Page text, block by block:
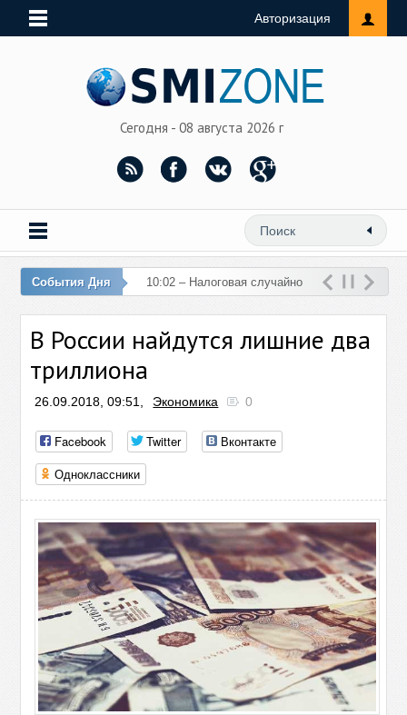
Авторизация
Сегодня - 08 августа 2026 г
События Дня 10:02 – Налоговая случайно
на счет женщины
В России найдутся лишние два
триллиона
26.09.2018, 09:51, Экономика 0
Facebook Twitter
Вконтакте
Одноклассники